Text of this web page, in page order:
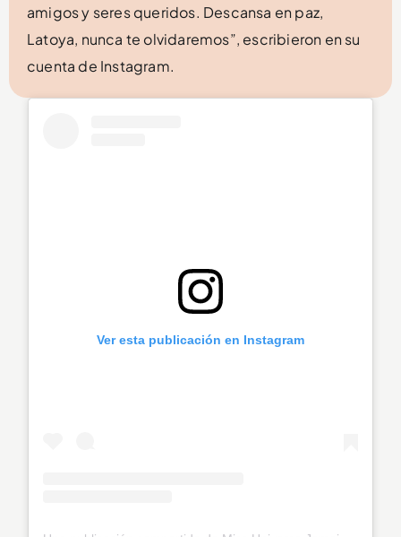
amigos y seres queridos. Descansa en paz,
Latoya, nunca te olvidaremos”, escribieron en su
cuenta de Instagram.
Ver esta publicación en Instagram